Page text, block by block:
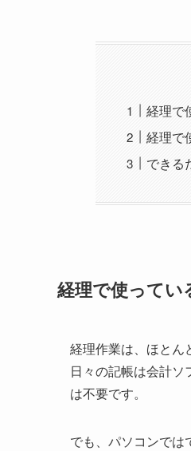
経理で
経理で
できる
経理で使ってい
経理作業は、ほとん
日々の記帳は会計
は不要です。
でも、パソコンでは